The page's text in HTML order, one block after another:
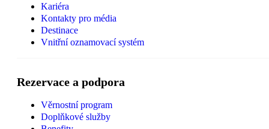
Kariéra
Kontakty pro média
Destinace
Vnitřní oznamovací systém
Rezervace a podpora
Věrnostní program
Doplňkové služby